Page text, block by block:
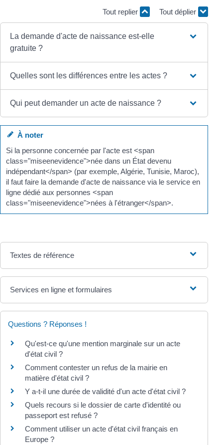
Tout replier Tout déplier
La demande d'acte de naissance est-elle
gratuite ?
Quelles sont les différences entre les actes ?
Qui peut demander un acte de naissance ?
À noter
Si la personne concernée par l'acte est <span
class="miseenevidence">née dans un État devenu
indépendant</span> (par exemple, Algérie, Tunisie, Maroc),
il faut faire la demande d'acte de naissance via le service en
ligne dédié aux personnes <span
class="miseenevidence">nées à l'étranger</span>.
Textes de référence
Services en ligne et formulaires
Questions ? Réponses !
Qu'est-ce qu'une mention marginale sur un acte
d'état civil ?
Comment contester un refus de la mairie en
matière d'état civil ?
Y a-t-il une durée de validité d'un acte d'état civil ?
Quels recours si le dossier de carte d'identité ou
passeport est refusé ?
Comment utiliser un acte d'état civil français en
Europe ?